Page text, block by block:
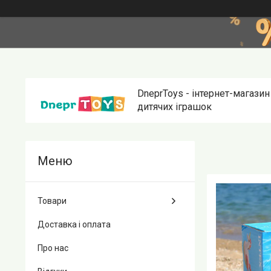
DneprToys - інтернет-магазин
дитячих іграшок
Товари
Доставка і оплата
Про нас